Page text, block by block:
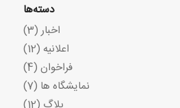
دسته‌ها
اخبار(3)
اعلانیه (12)
فراخوان (4)
نمایشگاه ها (7)